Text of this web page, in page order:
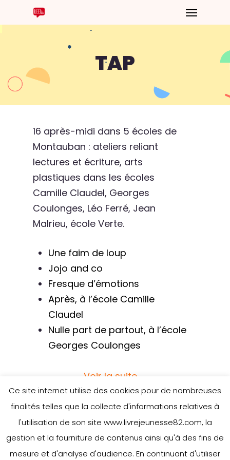
TAP
16 après-midi dans 5 écoles de
Montauban : ateliers reliant
lectures et écriture, arts
plastiques dans les écoles
Camille Claudel, Georges
Coulonges, Léo Ferré, Jean
Malrieu, école Verte.
Une faim de loup
Jojo and co
Fresque d’émotions
Après, à l’école Camille
Claudel
Nulle part de partout, à l’école
Georges Coulonges
Voir la suite
Ce site internet utilise des cookies pour de nombreuses
finalités telles que la collecte d'informations relatives à
l'utilisation de son site www.livrejeunesse82.com, la
gestion et la fourniture de contenus ainsi qu'à des fins de
mesure et d'analyse d'audience. En continuant d'utiliser